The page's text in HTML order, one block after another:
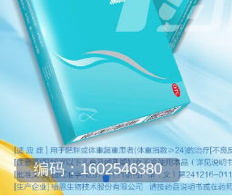
编码：1602546380